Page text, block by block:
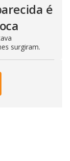
é
surgiram.